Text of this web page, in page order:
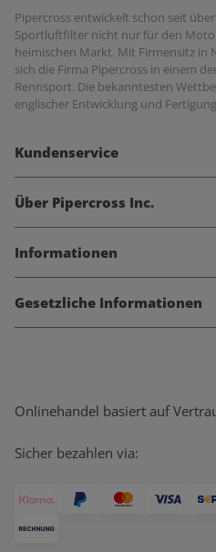
Pipercross entwickelt schon seit
Sportluftfilter nicht nur für den
heimischen Markt. Mit Firmensitz
sich die Firma Pipercross in einem
Rennsport. Die bekanntesten
englischer Entwicklung und
Kundenservice
Über Pipercross Inc.
Informationen
Gesetzliche Informationen
Onlinehandel basiert auf
Sicher bezahlen via: